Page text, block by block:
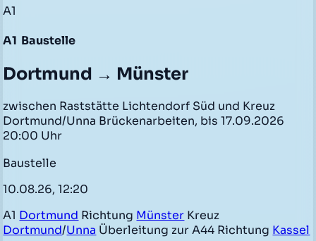
A1
A1 Baustelle
Dortmund → Münster
zwischen Raststätte Lichtendorf Süd und Kreuz
Dortmund/Unna Brückenarbeiten, bis 17.09.2026
20:00 Uhr
Baustelle
10.08.26, 12:20
A1 Dortmund Richtung Münster Kreuz
Dortmund/Unna Überleitung zur A44 Richtung Kassel